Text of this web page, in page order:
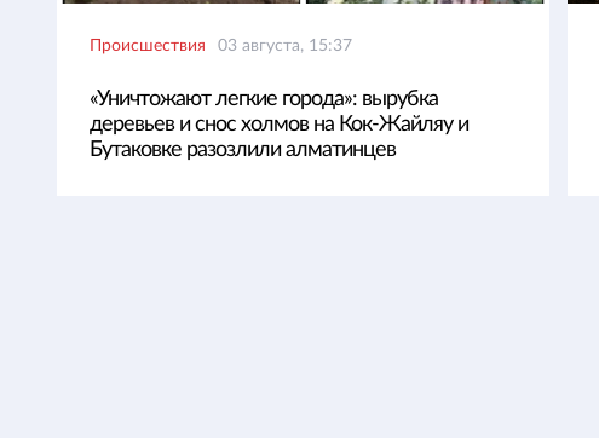
Происшествия 03 августа, 15:37
«Уничтожают легкие города»: вырубка
деревьев и снос холмов на Кок-Жайляу и
Бутаковке разозлили алматинцев